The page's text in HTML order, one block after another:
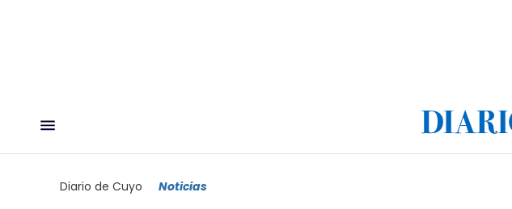
Diario de Cuyo Noticias